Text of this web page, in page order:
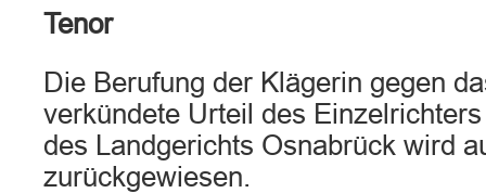
Tenor
Die Berufung der Klägerin gegen
verkündete Urteil des
des Landgerichts Osnabrück wird
zurückgewiesen.